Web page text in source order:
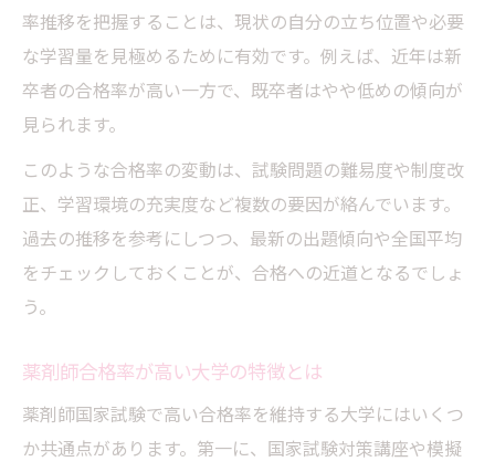
薬剤師合格率から見る進路選択のポイント
薬剤師国家試験合格データの活用法
薬剤師を目指す際に重視すべき指標とは
実務目線で比較する受験準備方法
薬剤師受験準備に必要な実務的アプローチ
薬剤師国家試験合格のための比較ポイント
薬剤師合格率と準備方法の相関性を探る
薬剤師国家試験対策の実践的な計画作成法
薬剤師進路選びで重視すべき最新データ
率推移を把握することは、現状の自分の立ち位置や必要
な学習量を見極めるために有効です。例えば、近年は新
卒者の合格率が高い一方で、既卒者はやや低めの傾向が
見られます。
このような合格率の変動は、試験問題の難易度や制度改
正、学習環境の充実度など複数の要因が絡んでいます。
過去の推移を参考にしつつ、最新の出題傾向や全国平均
をチェックしておくことが、合格への近道となるでしょ
う。
薬剤師合格率が高い大学の特徴とは
薬剤師国家試験で高い合格率を維持する大学にはいくつ
か共通点があります。第一に、国家試験対策講座や模擬